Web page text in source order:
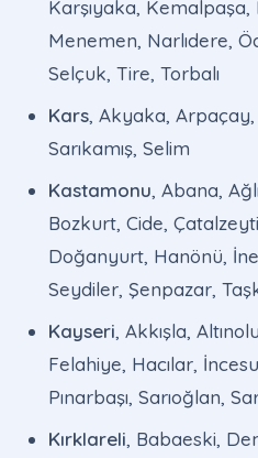
Karşıyaka,
Menemen, Narlıdere,
Selçuk, Tire, Torbalı
Kars, Akyaka, Arpaçay,
Sarıkamış, Selim
Kastamonu, Abana,
Bozkurt, Cide,
Doğanyurt, Hanönü,
Seydiler, Şenpazar,
Kayseri, Akkışla,
Felahiye, Hacılar,
Pınarbaşı, Sarıoğlan,
Kırklareli, Babaeski,